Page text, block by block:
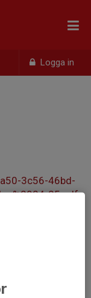
Logga in
3c56-46bd-
25.pdf